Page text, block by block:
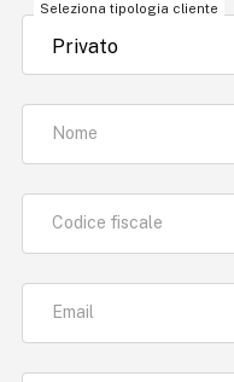
Seleziona tipologia cliente
Nome
Codice fiscale
Email